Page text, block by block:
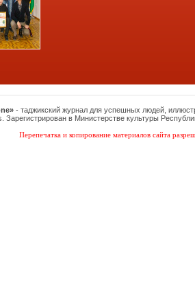
- таджикский журнал для успешных людей,
Зарегистрирован в Министерстве культуры
Перепечатка и копирование материалов сайта